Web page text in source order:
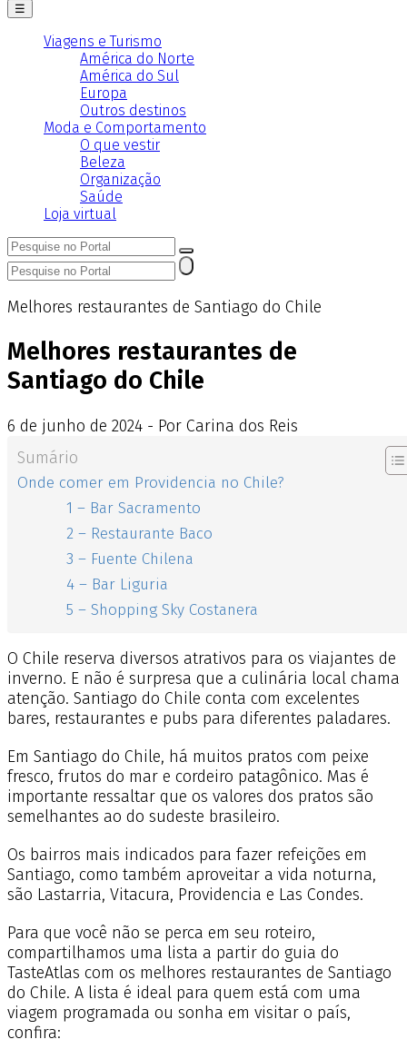
☰
Viagens e Turismo
América do Norte
América do Sul
Europa
Outros destinos
Moda e Comportamento
O que vestir
Beleza
Organização
Saúde
Loja virtual
Melhores restaurantes de Santiago do Chile
Melhores restaurantes de
Santiago do Chile
6 de junho de 2024 - Por Carina dos Reis
Sumário
Onde comer em Providencia no Chile?
1 – Bar Sacramento
2 – Restaurante Baco
3 – Fuente Chilena
4 – Bar Liguria
5 – Shopping Sky Costanera
O Chile reserva diversos atrativos para os viajantes de
inverno. E não é surpresa que a culinária local chama
atenção. Santiago do Chile conta com excelentes
bares, restaurantes e pubs para diferentes paladares.
Em Santiago do Chile, há muitos pratos com peixe
fresco, frutos do mar e cordeiro patagônico. Mas é
importante ressaltar que os valores dos pratos são
semelhantes ao do sudeste brasileiro.
Os bairros mais indicados para fazer refeições em
Santiago, como também aproveitar a vida noturna,
são Lastarria, Vitacura, Providencia e Las Condes.
Para que você não se perca em seu roteiro,
compartilhamos uma lista a partir do guia do
TasteAtlas com os melhores restaurantes de Santiago
do Chile. A lista é ideal para quem está com uma
viagem programada ou sonha em visitar o país,
confira: